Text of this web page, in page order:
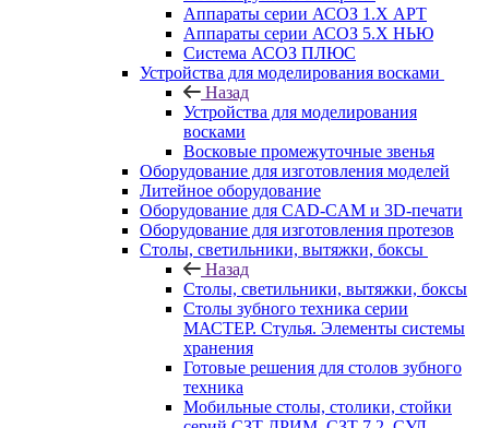
Аппараты серии АСОЗ 1.Х АРТ
Аппараты серии АСОЗ 5.Х НЬЮ
Система АСОЗ ПЛЮС
Устройства для моделирования восками
Назад
Устройства для моделирования
восками
Восковые промежуточные звенья
Оборудование для изготовления моделей
Литейное оборудование
Оборудование для CAD-CAM и 3D-печати
Оборудование для изготовления протезов
Cтолы, светильники, вытяжки, боксы
Назад
Cтолы, светильники, вытяжки, боксы
Столы зубного техника серии
МАСТЕР. Стулья. Элементы системы
хранения
Готовые решения для столов зубного
техника
Мобильные столы, столики, стойки